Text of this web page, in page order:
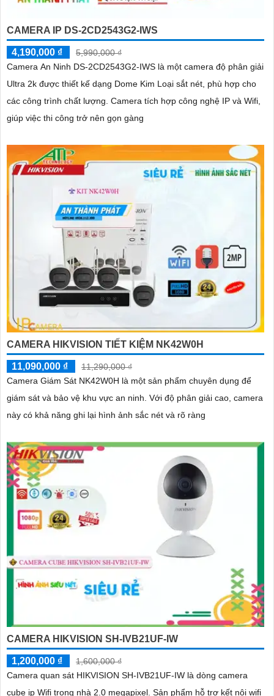
CAMERA IP DS-2CD2543G2-IWS
4,190,000 ₫
5,990,000 ₫
Camera An Ninh DS-2CD2543G2-IWS là một camera độ phân giải
Ultra 2k được thiết kế dạng Dome Kim Loại sắt nét, phù hợp cho
các công trình chất lượng. Camera tích hợp công nghệ IP và Wifi,
giúp việc thi công trở nên gọn gàng
CAMERA HIKVISION TIẾT KIỆM NK42W0H
11,090,000 ₫
11,290,000 ₫
Camera Giám Sát NK42W0H là một sản phẩm chuyên dụng để
giám sát và bảo vệ khu vực an ninh. Với độ phân giải cao, camera
này có khả năng ghi lại hình ảnh sắc nét và rõ ràng
CAMERA HIKVISION SH-IVB21UF-IW
1,200,000 ₫
1,600,000 ₫
Camera quan sát HIKVISION SH-IVB21UF-IW là dòng camera
cube ip Wifi trong nhà 2.0 megapixel. Sản phẩm hỗ trợ kết nôi wifi